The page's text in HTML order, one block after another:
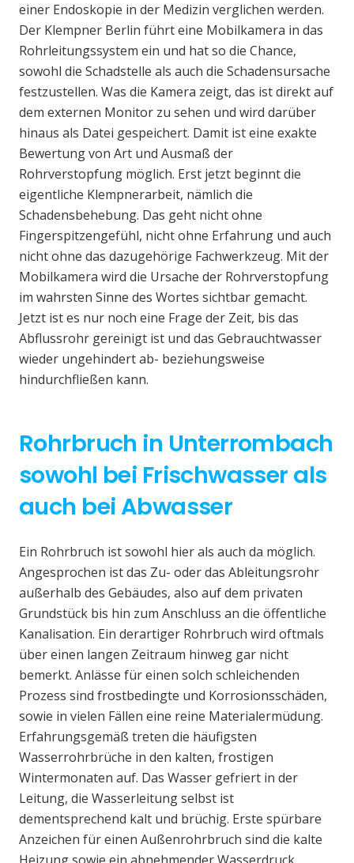
einer Endoskopie in der Medizin verglichen werden.
Der Klempner Berlin führt eine Mobilkamera in das
Rohrleitungssystem ein und hat so die Chance,
sowohl die Schadstelle als auch die Schadensursache
festzustellen. Was die Kamera zeigt, das ist direkt auf
dem externen Monitor zu sehen und wird darüber
hinaus als Datei gespeichert. Damit ist eine exakte
Bewertung von Art und Ausmaß der
Rohrverstopfung möglich. Erst jetzt beginnt die
eigentliche Klempnerarbeit, nämlich die
Schadensbehebung. Das geht nicht ohne
Fingerspitzengefühl, nicht ohne Erfahrung und auch
nicht ohne das dazugehörige Fachwerkzeug. Mit der
Mobilkamera wird die Ursache der Rohrverstopfung
im wahrsten Sinne des Wortes sichtbar gemacht.
Jetzt ist es nur noch eine Frage der Zeit, bis das
Abflussrohr gereinigt ist und das Gebrauchtwasser
wieder ungehindert ab- beziehungsweise
hindurchfließen kann.
Rohrbruch in Unterrombach
sowohl bei Frischwasser als
auch bei Abwasser
Ein Rohrbruch ist sowohl hier als auch da möglich.
Angesprochen ist das Zu- oder das Ableitungsrohr
außerhalb des Gebäudes, also auf dem privaten
Grundstück bis hin zum Anschluss an die öffentliche
Kanalisation. Ein derartiger Rohrbruch wird oftmals
über einen langen Zeitraum hinweg gar nicht
bemerkt. Anlässe für einen solch schleichenden
Prozess sind frostbedingte und Korrosionsschäden,
sowie in vielen Fällen eine reine Materialermüdung.
Erfahrungsgemäß treten die häufigsten
Wasserrohrbrüche in den kalten, frostigen
Wintermonaten auf. Das Wasser gefriert in der
Leitung, die Wasserleitung selbst ist
dementsprechend kalt und brüchig. Erste spürbare
Anzeichen für einen Außenrohrbruch sind die kalte